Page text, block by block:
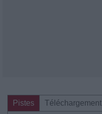
Pistes
Téléchargement